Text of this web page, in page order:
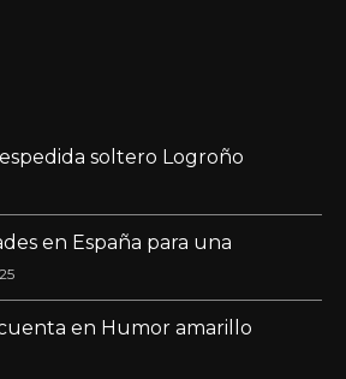
soltero Logroño
en España para una
en Humor amarillo